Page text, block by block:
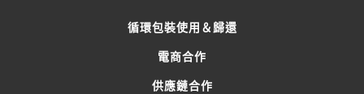
循環包裝使用＆歸還
電商合作
供應鏈合作